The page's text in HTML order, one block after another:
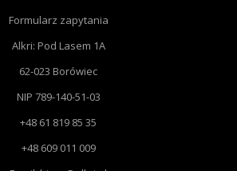
Formularz zapytania
Alkri: Pod Lasem 1A
62-023 Borówiec
NIP 789-140-51-03
+48 61 819 85 35
+48 609 011 009